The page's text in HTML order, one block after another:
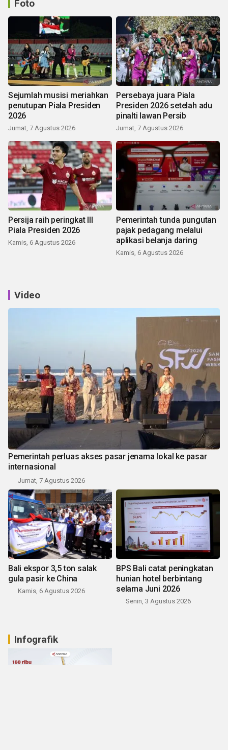
Foto
Sejumlah musisi meriahkan
penutupan Piala Presiden
2026
Jumat, 7 Agustus 2026
Persebaya juara Piala
Presiden 2026 setelah adu
pinalti lawan Persib
Jumat, 7 Agustus 2026
Persija raih peringkat III
Piala Presiden 2026
Kamis, 6 Agustus 2026
Pemerintah tunda pungutan
pajak pedagang melalui
aplikasi belanja daring
Kamis, 6 Agustus 2026
Video
Pemerintah perluas akses pasar jenama lokal ke pasar
internasional
Jumat, 7 Agustus 2026
Bali ekspor 3,5 ton salak
gula pasir ke China
Kamis, 6 Agustus 2026
BPS Bali catat peningkatan
hunian hotel berbintang
selama Juni 2026
Senin, 3 Agustus 2026
Infografik